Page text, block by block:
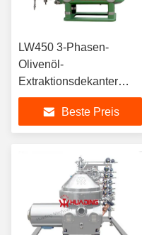
LW450 3-Phasen-
Olivenöl-
Extraktionsdekanter
Zentrifuge-Separator
22KW Motor SKF Lager
Beste Preis